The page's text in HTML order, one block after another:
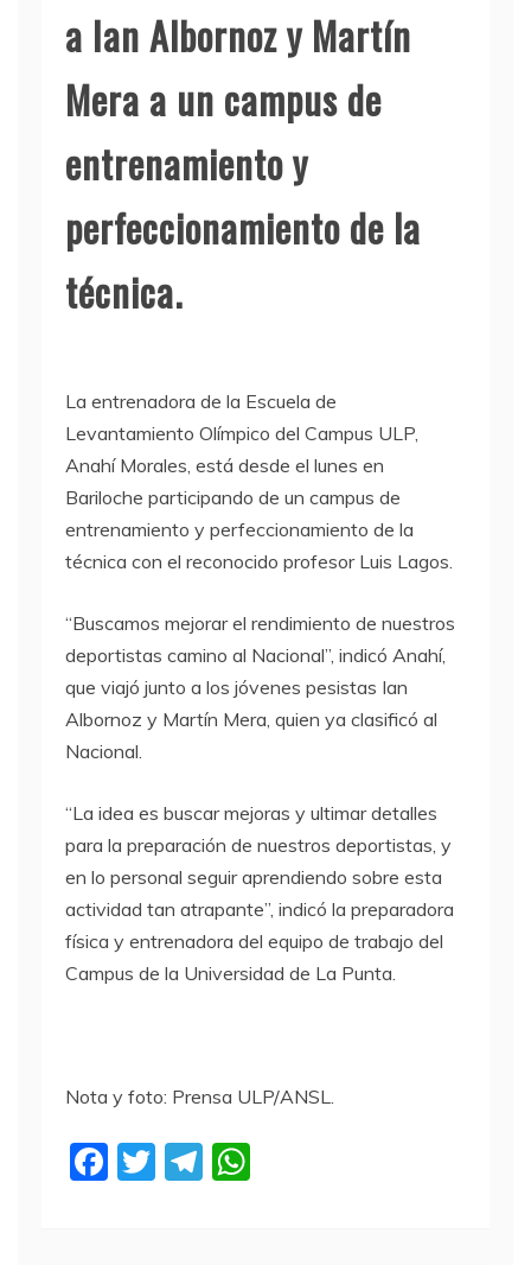
a Ian Albornoz y Martín
Mera a un campus de
entrenamiento y
perfeccionamiento de la
técnica.
La entrenadora de la Escuela de
Levantamiento Olímpico del Campus ULP,
Anahí Morales, está desde el lunes en
Bariloche participando de un campus de
entrenamiento y perfeccionamiento de la
técnica con el reconocido profesor Luis Lagos.
“Buscamos mejorar el rendimiento de nuestros
deportistas camino al Nacional”, indicó Anahí,
que viajó junto a los jóvenes pesistas Ian
Albornoz y Martín Mera, quien ya clasificó al
Nacional.
“La idea es buscar mejoras y ultimar detalles
para la preparación de nuestros deportistas, y
en lo personal seguir aprendiendo sobre esta
actividad tan atrapante”, indicó la preparadora
física y entrenadora del equipo de trabajo del
Campus de la Universidad de La Punta.
Nota y foto: Prensa ULP/ANSL.
F
T
T